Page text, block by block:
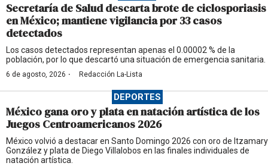
Secretaría de Salud descarta brote de ciclosporiasis
en México; mantiene vigilancia por 33 casos
detectados
Los casos detectados representan apenas el 0.00002 % de la
población, por lo que descartó una situación de emergencia sanitaria.
6 de agosto, 2026 · Redacción La-Lista
DEPORTES
México gana oro y plata en natación artística de los
Juegos Centroamericanos 2026
México volvió a destacar en Santo Domingo 2026 con oro de Itzamary
González y plata de Diego Villalobos en las finales individuales de
natación artística.